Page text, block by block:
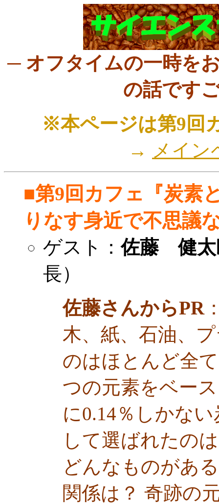
─ オフタイムの一時を
の話です
※本ページは第9回
→ メイン
■第9回カフェ『炭素
りなす身近で不思議
ゲスト：佐藤 健太
長）
佐藤さんからPR
木、紙、石油、
のはほとんど全
つの元素をベー
に0.14％しかな
して選ばれたの
どんなものがあ
関係は？ 奇跡の